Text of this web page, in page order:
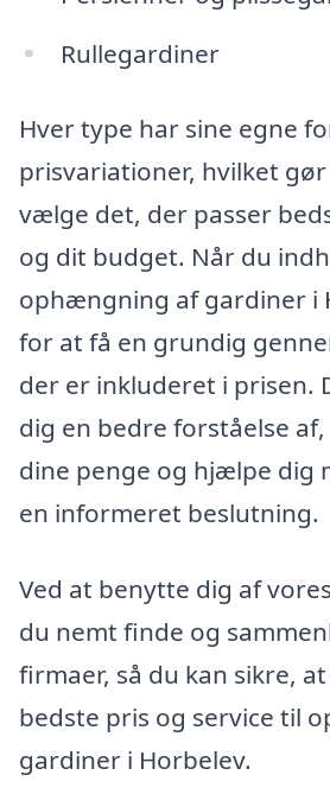
Rullegardiner
Hver type har sine egne
prisvariationer, hvilket
vælge det, der passer
og dit budget. Når du
ophængning af gardiner i
for at få en grundig
der er inkluderet i prisen.
dig en bedre forståelse
dine penge og hjælpe dig
en informeret beslutning.
Ved at benytte dig af
du nemt finde og
firmaer, så du kan sikre,
bedste pris og service til
gardiner i Horbelev.